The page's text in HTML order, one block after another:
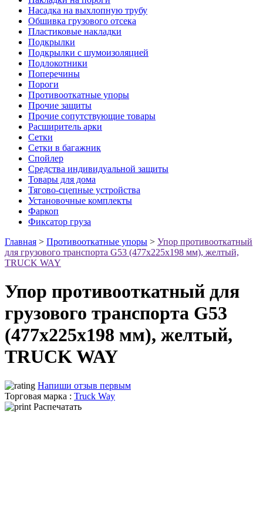
Насадка на выхлопную трубу
Обшивка грузового отсека
Пластиковые накладки
Подкрылки
Подкрылки с шумоизоляцией
Подлокотники
Поперечины
Пороги
Противооткатные упоры
Прочие защиты
Прочие сопутствующие товары
Расширитель арки
Сетки
Сетки в багажник
Спойлер
Средства индивидуальной защиты
Товары для дома
Тягово-сцепные устройства
Установочные комплекты
Фаркоп
Фиксатор груза
Главная > Противооткатные упоры > Упор противооткатный
для грузового транспорта G53 (477х225х198 мм), желтый,
TRUCK WAY
Упор противооткатный для
грузового транспорта G53
(477х225х198 мм), желтый,
TRUCK WAY
Напиши отзыв первым
Торговая марка : Truck Way
Распечатать